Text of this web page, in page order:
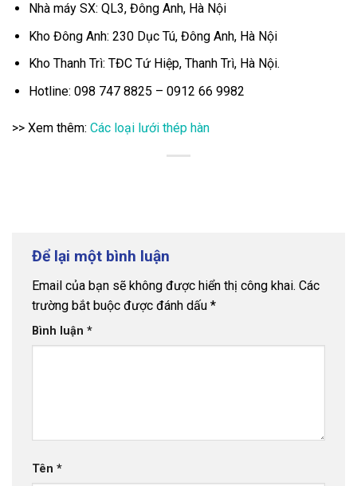
Nhà máy SX: QL3, Đông Anh, Hà Nội
Kho Đông Anh: 230 Dục Tú, Đông Anh, Hà Nội
Kho Thanh Trì: TĐC Tứ Hiệp, Thanh Trì, Hà Nội.
Hotline: 098 747 8825 – 0912 66 9982
>> Xem thêm: Các loại lưới thép hàn
Để lại một bình luận
Email của bạn sẽ không được hiển thị công khai. Các
trường bắt buộc được đánh dấu *
Bình luận *
Tên *